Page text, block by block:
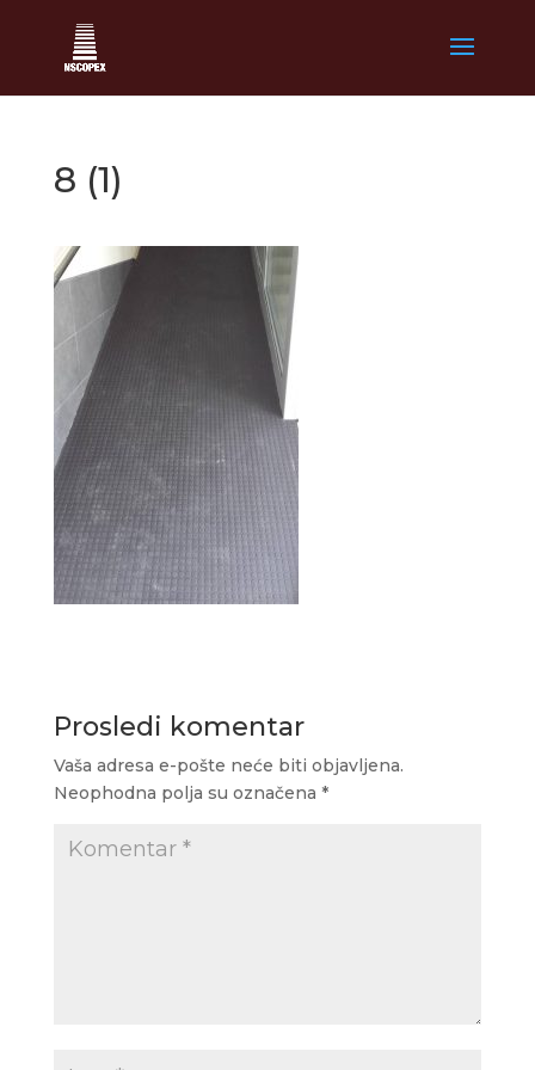
8 (1)
Prosledi komentar
Vaša adresa e-pošte neće biti objavljena.
Neophodna polja su označena *